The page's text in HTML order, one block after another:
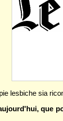
lesbiche sia
que